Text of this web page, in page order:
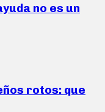
no es un
rotos: que